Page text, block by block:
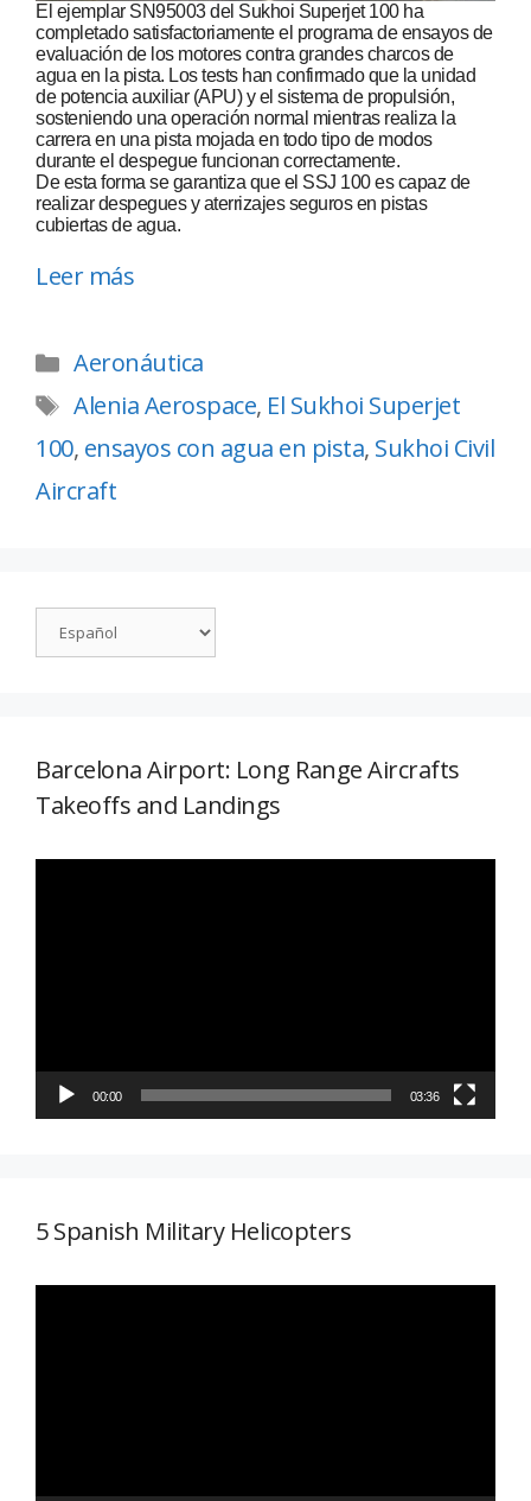
El ejemplar SN95003 del Sukhoi Superjet 100 ha
completado satisfactoriamente el programa de ensayos de
evaluación de los motores contra grandes charcos de
agua en la pista. Los tests han confirmado que la unidad
de potencia auxiliar (APU) y el sistema de propulsión,
sosteniendo una operación normal mientras realiza la
carrera en una pista mojada en todo tipo de modos
durante el despegue funcionan correctamente.
De esta forma se garantiza que el SSJ 100 es capaz de
realizar despegues y aterrizajes seguros en pistas
cubiertas de agua.
Leer más
Aeronáutica
Alenia Aerospace, El Sukhoi Superjet
100, ensayos con agua en pista, Sukhoi Civil
Aircraft
Barcelona Airport: Long Range Aircrafts
Takeoffs and Landings
00:00 03:36
5 Spanish Military Helicopters